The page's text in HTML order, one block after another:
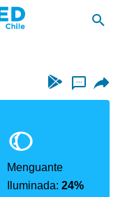
...
Menguante
Iluminada:24%